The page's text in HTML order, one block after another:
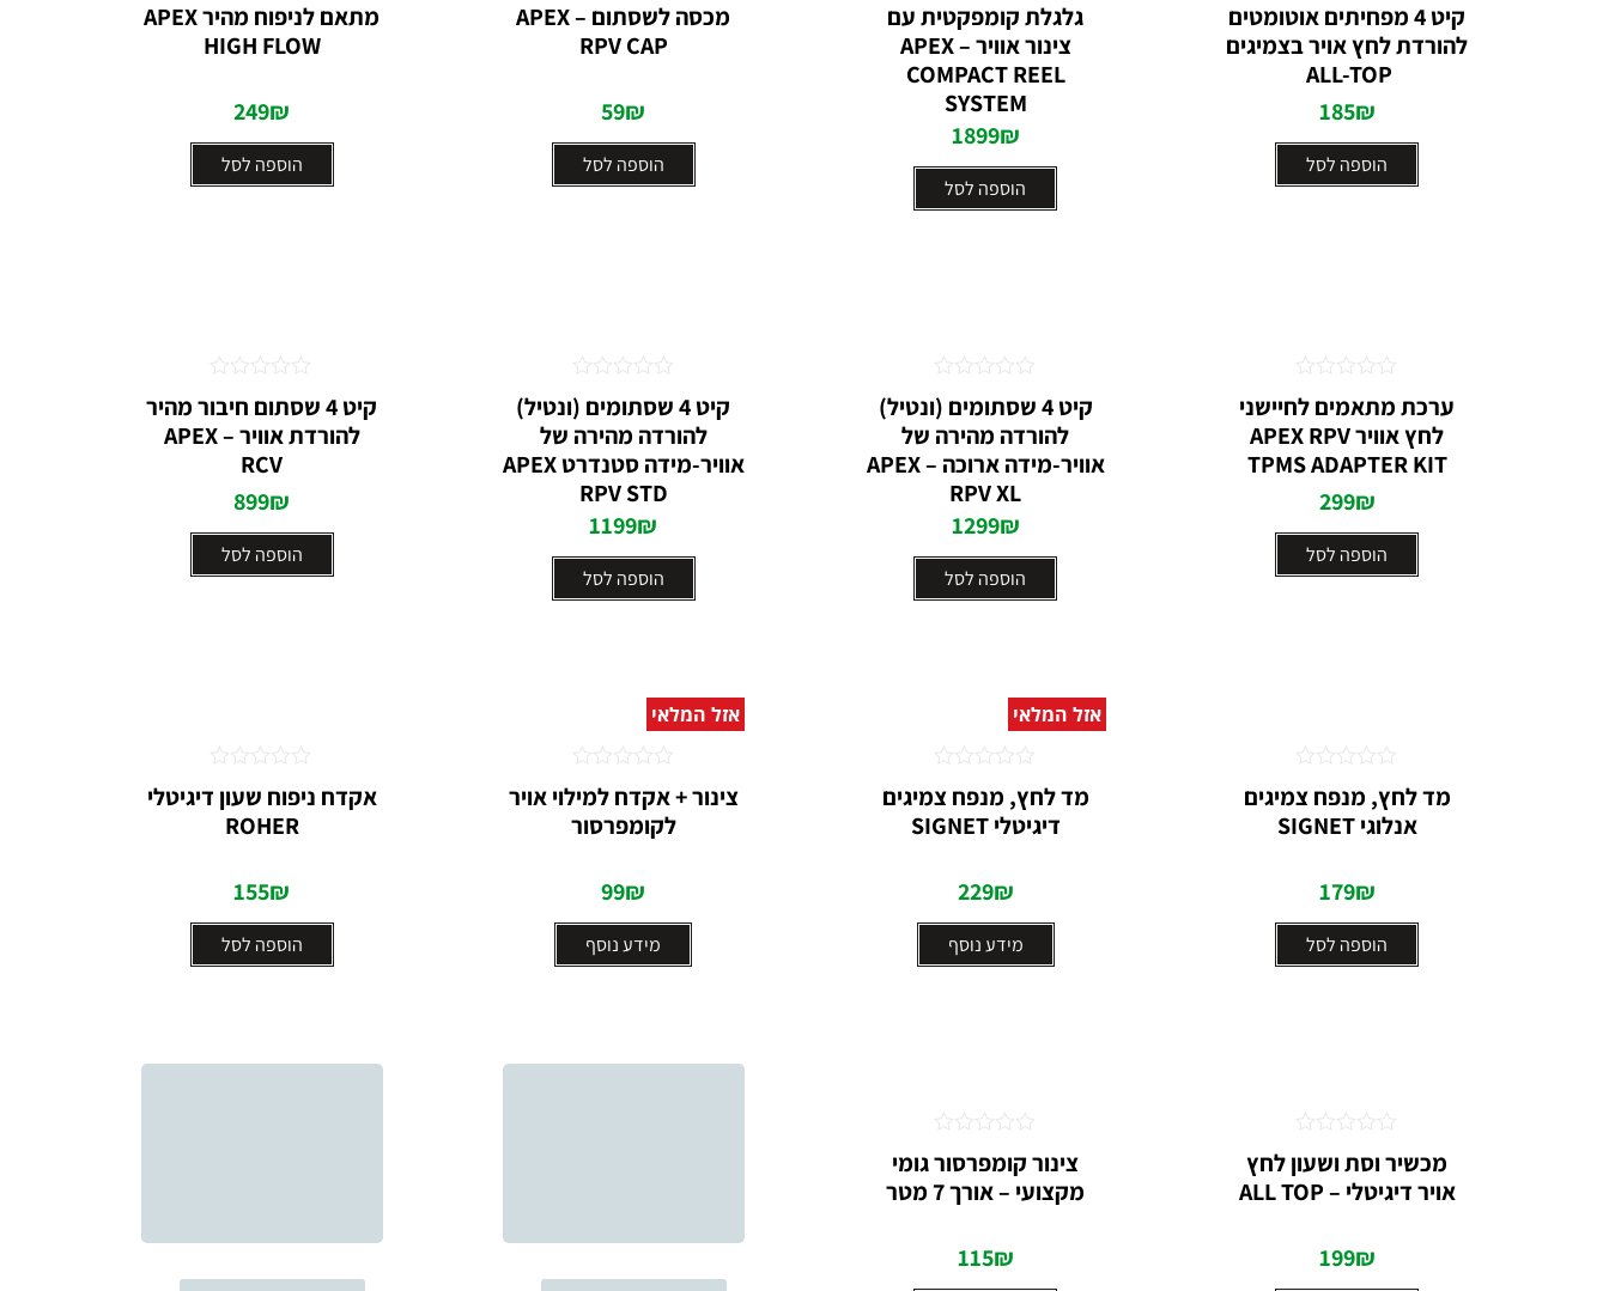
קיט 4 מפחיתים אוטומטים
להורדת לחץ אויר בצמיגים
ALL-TOP ⁩
185₪
הוספה לסל
0
מתוך
גלגלת קומפקטית עם
צינור אוויר – APEX
COMPACT REEL
SYSTEM
1899₪
הוספה לסל
0
מתוך
מכסה לשסתום – APEX
RPV CAP
59₪
הוספה לסל
0
מתאם לניפוח מהיר APEX
HIGH FLOW
249₪
הוספה לסל
0
מתוך
ערכת מתאמים לחיישני
לחץ אוויר APEX RPV
TPMS ADAPTER KIT
299₪
הוספה לסל
0
מתוך
קיט 4 שסתומים (ונטיל)
להורדה מהירה של
אוויר-מידה ארוכה – APEX
RPV XL
1299₪
הוספה לסל
0
מתוך
קיט 4 שסתומים (ונטיל)
להורדה מהירה של
אוויר-מידה סטנדרט APEX
RPV STD
1199₪
הוספה לסל
0
מתוך
קיט 4 שסתום חיבור מהיר
להורדת אוויר – APEX
RCV
899₪
הוספה לסל
0
מתוך
מד לחץ, מנפח צמיגים
אנלוגי SIGNET
179₪
הוספה לסל
0
מתוך
אזל המלאי
מד לחץ, מנפח צמיגים
דיגיטלי SIGNET
229₪
מידע נוסף
0
מתוך
אזל המלאי
צינור + אקדח למילוי אויר
לקומפרסור
99₪
מידע נוסף
דורג
0
מתוך
אקדח ניפוח שעון דיגיטלי
ROHER
155₪
הוספה לסל
0
מכשיר וסת ושעון לחץ
אויר דיגיטלי – ALL TOP
199₪
דורג
מתוך
צינור קומפרסור גומי
מקצועי – אורך 7 מטר
115₪
0
מתוך